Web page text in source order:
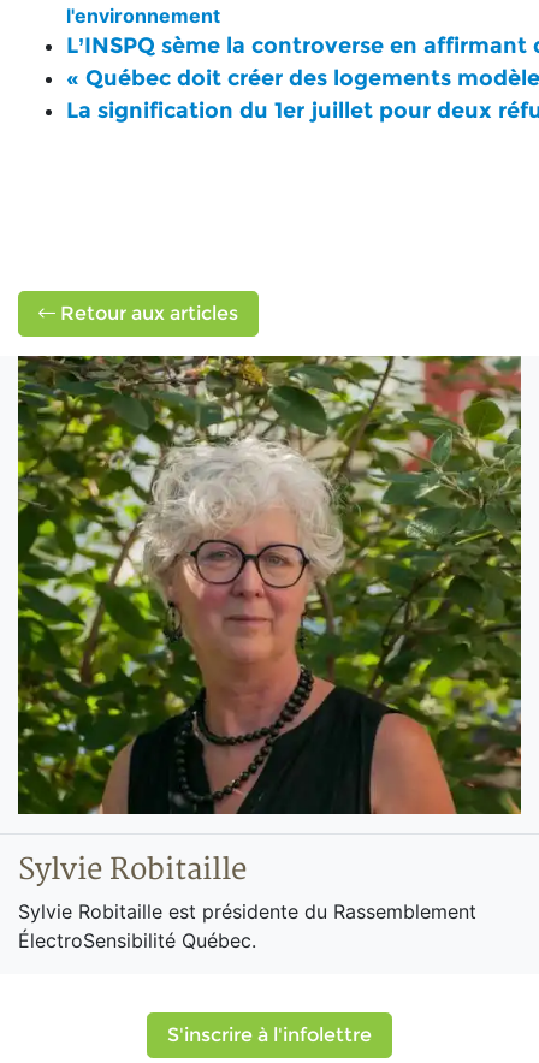
l'environnement
L’INSPQ sème la controverse en
« Québec doit créer des logements
La signification du 1er juillet pour deux
Retour aux articles
Sylvie Robitaille
Sylvie Robitaille est présidente du Rassemblement
ÉlectroSensibilité Québec.
S'inscrire à l'infolettre